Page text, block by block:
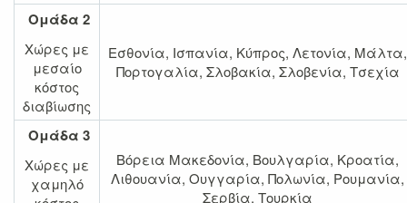
Ομάδα 2
Χώρες με
μεσαίο
κόστος
διαβίωσης
Εσθονία, Ισπανία, Κύπρος, Λετονία, Μάλτα,
Πορτογαλία, Σλοβακία, Σλοβενία, Τσεχία
Ομάδα 3
Χώρες με
χαμηλό
Βόρεια Μακεδονία, Βουλγαρία, Κροατία,
Λιθουανία, Ουγγαρία, Πολωνία, Ρουμανία,
Σερβία, Τουρκία